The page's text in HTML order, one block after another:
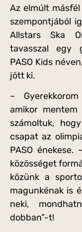
Az elmúlt
szempontjából
Allstars Ska
tavasszal egy
PASO Kids
jött ki.
–
amikor mentem
számoltuk,
csapat az
PASO
közösséget
közünk a
magunkénak is
neki,
dobban”-t!